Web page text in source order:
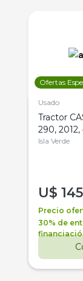
Ofertas
Usado
Tractor
290,
Isla Verde
U$
Precio
30% de